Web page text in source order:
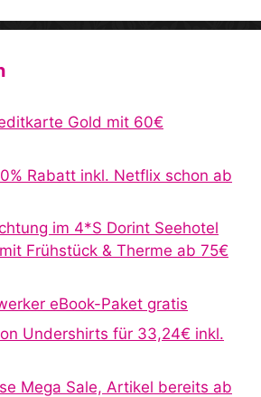
Gold mit 60€
Rabatt inkl. Netflix schon ab
im 4*S Dorint Seehotel
Frühstück & Therme ab 75€
eBook-Paket gratis
Undershirts für 33,24€ inkl.
Mega Sale, Artikel bereits ab